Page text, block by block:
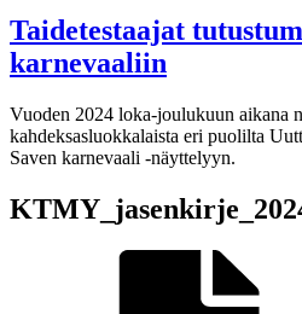
Taidetestaajat
karnevaaliin
Vuoden 2024 loka-joulukuun aikana
kahdeksasluokkalaista eri puolilta
Saven karnevaali -näyttelyyn.